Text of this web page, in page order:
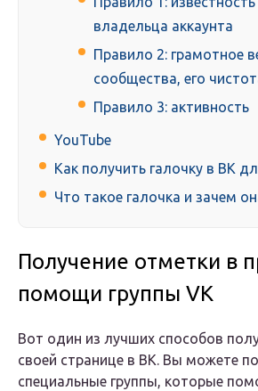
владельца аккаунта
Правило 2: грамотное
сообщества, его
Правило 3: активность
YouTube
Как получить галочку в ВК
Что такое галочка и зачем
Получение отметки в
помощи группы VK
Вот один из лучших способов
своей странице в ВК. Вы можете
специальные группы, которые